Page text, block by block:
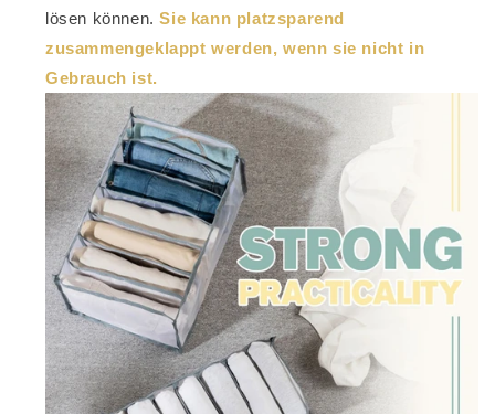
lösen können.Sie kann platzsparend
zusammengeklappt werden, wenn sie nicht in
Gebrauch ist.